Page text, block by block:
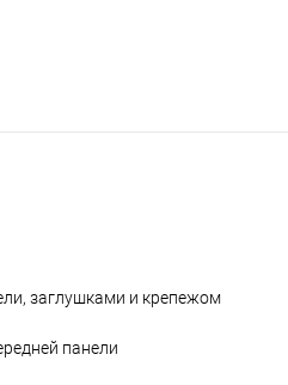
заглушками и крепежом
панели